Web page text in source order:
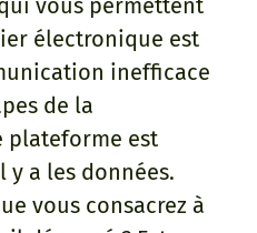
vous permettent
électronique est
inefficace
de la
plateforme est
y a les données.
vous consacrez à